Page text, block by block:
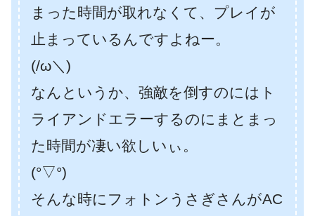
まった時間が取れなくて、プレイが
止まっているんですよねー。
(/ω＼)
なんというか、強敵を倒すのにはト
ライアンドエラーするのにまとまっ
た時間が凄い欲しいぃ。
(°▽°)
そんな時にフォトンうさぎさんがAC